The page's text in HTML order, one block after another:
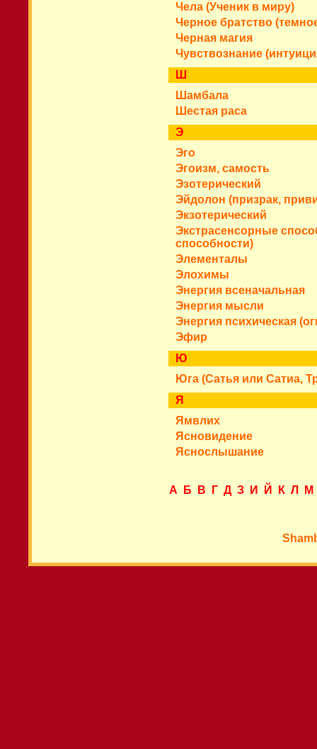
Чела (Ученик в миру)
Черное братство
Черная магия
Чувствознание
Ш
Шамбала
Шестая раса
Э
Эго
Эгоизм, самость
Эзотерический
Эйдолон (призрак,
Экзотерический
Экстрасенсорные
способности)
Элементалы
Элохимы
Энергия всеначальная
Энергия мысли
Энергия психическая
Эфир
Ю
Юга (Сатья или Сатиа,
Я
Ямвлих
Ясновидение
Яснослышание
А Б В Г Д З И Й К Л М